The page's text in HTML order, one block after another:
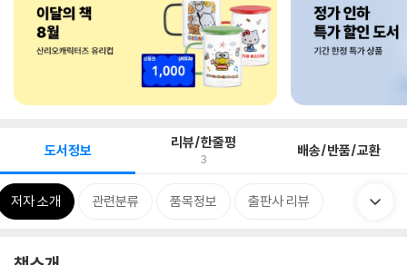
도서정보 리뷰/한줄평
3 배송/반품/교환
저자 소개 관련분류 품목정보 출판사 리뷰